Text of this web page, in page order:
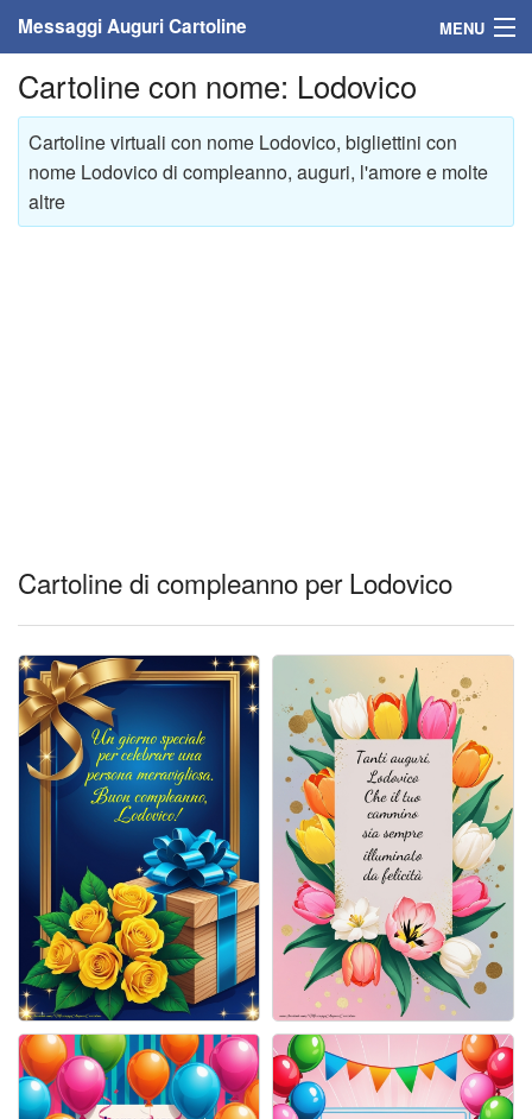
Messaggi Auguri Cartoline MENU
Home
Messaggi
Cartoline
Cartoline musicali
Cartoline animate
Accedi
Cartoline con nome: Lodovico
Cartoline virtuali con nome Lodovico, bigliettini con
nome Lodovico di compleanno, auguri, l'amore e molte
altre
Cartoline di compleanno per Lodovico